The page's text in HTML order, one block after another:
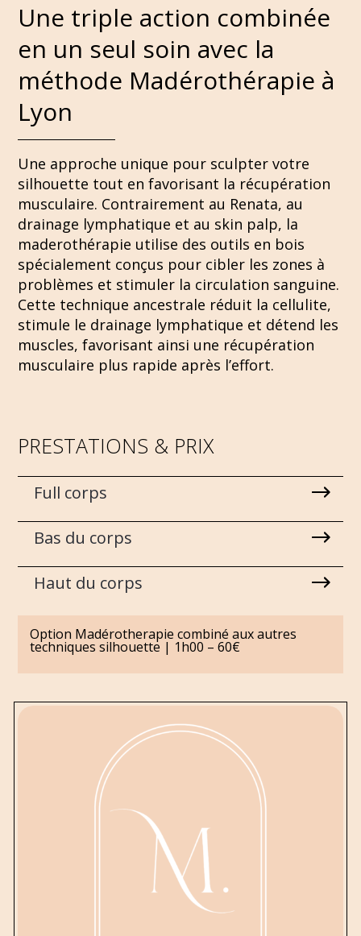
Une triple action combinée
en un seul soin avec la
méthode Madérothérapie à
Lyon
Une approche unique pour sculpter votre
silhouette tout en favorisant la récupération
musculaire. Contrairement au Renata, au
drainage lymphatique et au skin palp, la
maderothérapie utilise des outils en bois
spécialement conçus pour cibler les zones à
problèmes et stimuler la circulation sanguine.
Cette technique ancestrale réduit la cellulite,
stimule le drainage lymphatique et détend les
muscles, favorisant ainsi une récupération
musculaire plus rapide après l’effort.
PRESTATIONS & PRIX
Full corps
Bas du corps
Haut du corps
Option Madérotherapie combiné aux autres
techniques silhouette | 1h00 – 60€